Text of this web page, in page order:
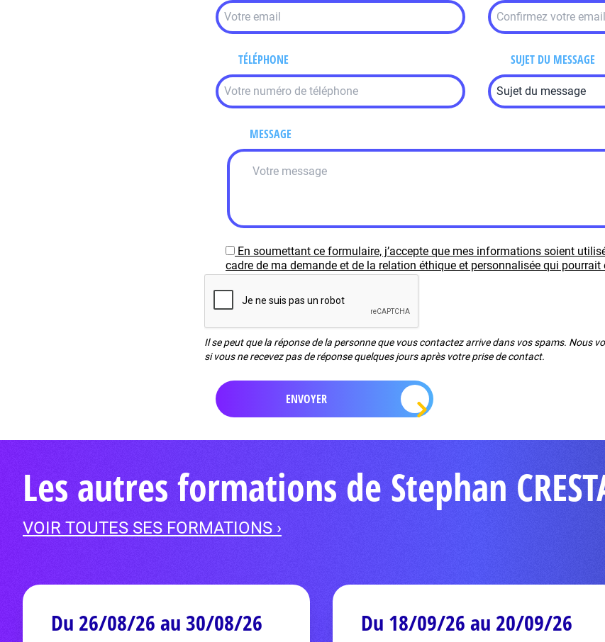
TÉLÉPHONE SUJET DU MESSAGE
MESSAGE
En soumettant ce formulaire, j’accepte que mes informations soient
cadre de ma demande et de la relation éthique et personnalisée qui pourrait
Il se peut que la réponse de la personne que vous contactez arrive dans vos spams. Nous
si vous ne recevez pas de réponse quelques jours après votre prise de contact.
Les autres formations de Stephan
VOIR TOUTES SES FORMATIONS ›
Du 26/08/26 au 30/08/26 Du 18/09/26 au 20/09/26